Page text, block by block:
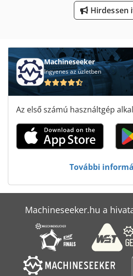
Tisztító És Fertőtlenítő Gépek
Építési És Bontási Hulladékot
Hirdessen
Machineseeker
Ingyenes az üzletben
Az első számú használtgép
További
Machineseeker.hu a